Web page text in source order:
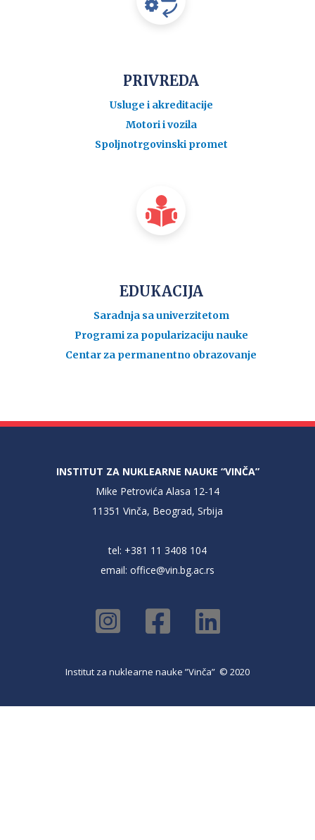
PRIVREDA
Usluge i akreditacije
Motori i vozila
Spoljnotrgovinski promet
EDUKACIJA
Saradnja sa univerzitetom
Programi za popularizaciju nauke
Centar za permanentno obrazovanje
INSTITUT ZA NUKLEARNE NAUKE “VINČA”
Mike Petrovića Alasa 12-14
11351 Vinča, Beograd, Srbija
tel: +381 11 3408 104
email: office@vin.bg.ac.rs
Institut za nuklearne nauke ”Vinča” © 2020